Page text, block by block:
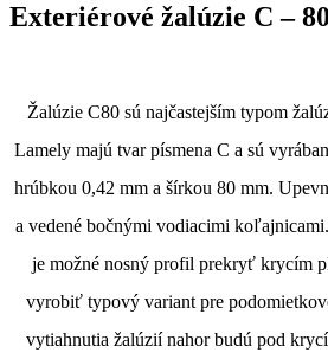
Exteriérové žalúzie C – 80
Žalúzie C80 sú najčastejším typom
Lamely majú tvar písmena C a sú
hrúbkou 0,42 mm a šírkou 80 mm.
a vedené bočnými vodiacimi
je možné nosný profil prekryť krycím
vyrobiť typový variant pre
vytiahnutia žalúzií nahor budú pod